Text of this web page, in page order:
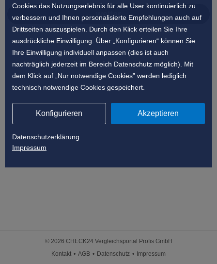
Cookies das Nutzungserlebnis für alle User kontinuierlich zu
verbessern und Ihnen personalisierte Empfehlungen auch auf
Drittseiten auszuspielen. Durch den Klick erteilen Sie Ihre
ausdrückliche Einwilligung. Über „Konfigurieren“ können Sie
Ihre Einwilligung individuell anpassen (dies ist auch
nachträglich jederzeit im Bereich Datenschutz möglich). Mit
dem Klick auf „Nur notwendige Cookies” werden lediglich
technisch notwendige Cookies gespeichert.
Konfigurieren Akzeptieren
Datenschutzerklärung
Impressum
weiter
© 2026 CHECK24 Vergleichsportal Profis GmbH
Kontakt
AGB Datenschutz Impressum